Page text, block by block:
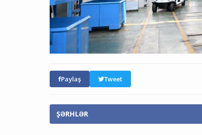
Paylaş Tweet
ŞƏRHLƏR